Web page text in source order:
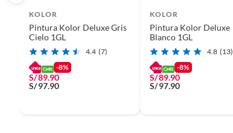
KOLOR
Pintura Kolor Deluxe Gris
Cielo 1GL
4.4 (7)
-8%
S/89.90
S/97.90
KOLOR
Pintura Kolor Deluxe
Blanco 1GL
4.8 (13)
-8%
S/89.90
S/97.90